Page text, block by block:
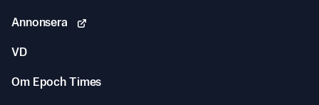
Annonsera
VD
Om Epoch Times